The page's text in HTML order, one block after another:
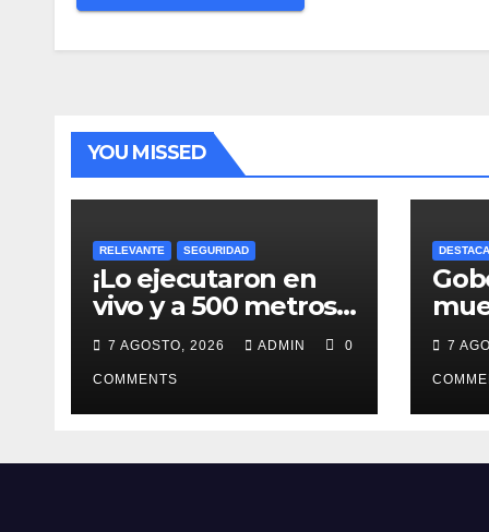
YOU MISSED
RELEVANTE SEGURIDAD
¡Lo ejecutaron en
vivo y a 500 metros
de fiscalía!
7 AGOSTO, 2026 ADMIN 0
COMMENTS
7